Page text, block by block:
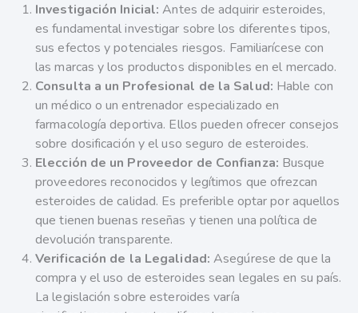
Investigación Inicial: Antes de adquirir esteroides,
es fundamental investigar sobre los diferentes tipos,
sus efectos y potenciales riesgos. Familiarícese con
las marcas y los productos disponibles en el mercado.
Consulta a un Profesional de la Salud: Hable con
un médico o un entrenador especializado en
farmacología deportiva. Ellos pueden ofrecer consejos
sobre dosificación y el uso seguro de esteroides.
Elección de un Proveedor de Confianza: Busque
proveedores reconocidos y legítimos que ofrezcan
esteroides de calidad. Es preferible optar por aquellos
que tienen buenas reseñas y tienen una política de
devolución transparente.
Verificación de la Legalidad: Asegúrese de que la
compra y el uso de esteroides sean legales en su país.
La legislación sobre esteroides varía